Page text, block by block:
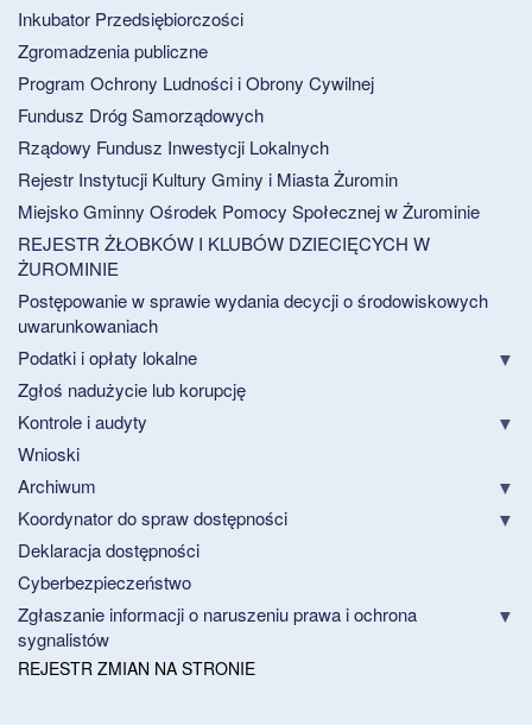
Inkubator Przedsiębiorczości
Zgromadzenia publiczne
Program Ochrony Ludności i Obrony Cywilnej
Fundusz Dróg Samorządowych
Rządowy Fundusz Inwestycji Lokalnych
Rejestr Instytucji Kultury Gminy i Miasta Żuromin
Miejsko Gminny Ośrodek Pomocy Społecznej w Żurominie
REJESTR ŻŁOBKÓW I KLUBÓW DZIECIĘCYCH W
ŻUROMINIE
Postępowanie w sprawie wydania decycji o środowiskowych
uwarunkowaniach
Podatki i opłaty lokalne
Zgłoś nadużycie lub korupcję
Kontrole i audyty
Wnioski
Archiwum
Koordynator do spraw dostępności
Deklaracja dostępności
Cyberbezpieczeństwo
Zgłaszanie informacji o naruszeniu prawa i ochrona
sygnalistów
REJESTR ZMIAN NA STRONIE